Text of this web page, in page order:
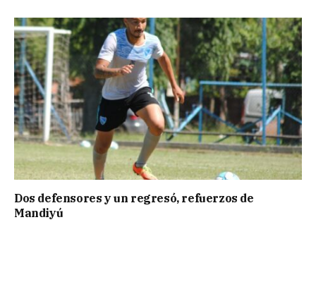
Dos defensores y un regresó, refuerzos de
Mandiyú